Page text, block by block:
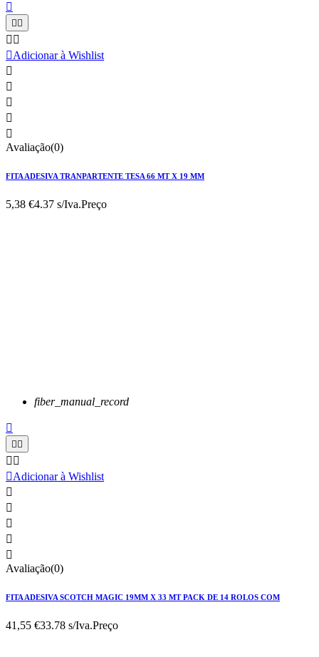

 
 
Adicionar à Wishlist





Avaliação(0)
FITA ADESIVA TRANPARTENTE TESA 66 MT X 19 MM
5,38 €4.37 s/Iva.Preço
fiber_manual_record

 
 
Adicionar à Wishlist





Avaliação(0)
FITA ADESIVA SCOTCH MAGIC 19MM X 33 MT PACK DE 14 ROLOS COM
41,55 €33.78 s/Iva.Preço